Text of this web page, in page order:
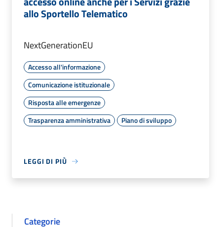
allo Sportello Telematico
NextGenerationEU
Accesso all'informazione
Comunicazione istituzionale
Risposta alle emergenze
Trasparenza amministrativa
Piano di sviluppo
LEGGI DI PIÙ
Categorie